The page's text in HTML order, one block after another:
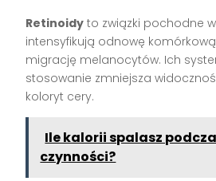
Retinoidy to związki pochodne
intensyfikują odnowę
migrację melanocytów. Ich
stosowanie zmniejsza
koloryt cery.
Ile kalorii spalasz
czynności?